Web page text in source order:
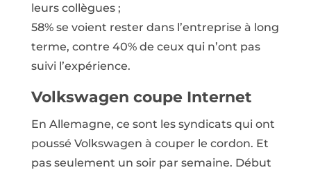
leurs collègues ;
58% se voient rester dans l’entreprise à long
terme, contre 40% de ceux qui n’ont pas
suivi l’expérience.
Volkswagen coupe Internet
En Allemagne, ce sont les syndicats qui ont
poussé Volkswagen à couper le cordon. Et
pas seulement un soir par semaine. Début